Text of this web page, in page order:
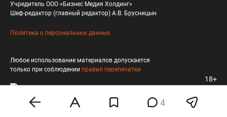
4
Учредитель ООО «Бизнес Медия Холдинг»
Шеф-редактор (главный редактор) А.В. Брусницын
Политика о персональных данных
Любое использование материалов допускается
только при соблюдении правил перепечатки
18+